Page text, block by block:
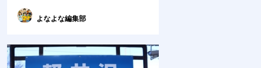
よなよな編集部